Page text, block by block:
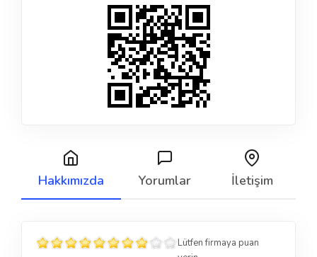
Hakkımızda Yorumlar İletişim
Lütfen firmaya puan